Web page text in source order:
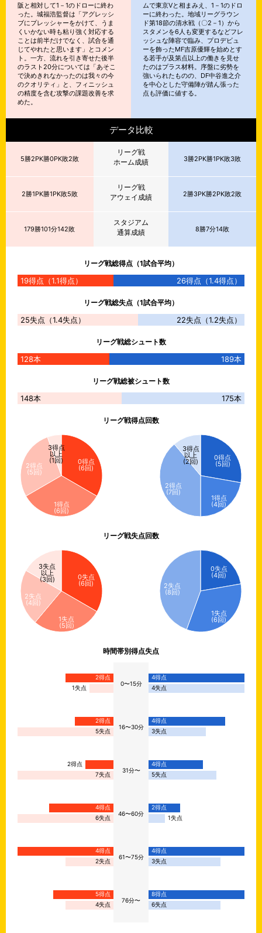
阪と相対して1－1のドローに終わ
った。城福浩監督は「アグレッシ
ブにプレッシャーをかけて、うま
くいかない時も粘り強く対応する
ことは前半だけでなく、試合を通
じてやれたと思います」とコメン
ト。一方、流れを引き寄せた後半
のラスト20分については「あそこ
で決めきれなかったのは我々の今
のクオリティ」と、フィニッシュ
の精度を含む攻撃の課題改善を求
めた。
ムで東京Vと相まみえ、1－1のドロ
ーに終わった。地域リーグラウン
ド第18節の清水戦（〇2－1）から
スタメンを6人も変更するなどフレ
ッシュな陣容で臨み、プロデビュ
ーを飾ったMF吉原優輝を始めとす
る若手が及第点以上の働きを見せ
たのはプラス材料。序盤に劣勢を
強いられたものの、DF中谷進之介
を中心とした守備陣が踏ん張った
点も評価に値する。
データ比較
5勝2PK勝0PK敗2敗
リーグ戦
ホーム成績
3勝2PK勝1PK敗3敗
2勝1PK勝1PK敗5敗
リーグ戦
アウェイ成績
2勝3PK勝2PK敗2敗
179勝101分142敗
スタジアム
通算成績
8勝7分14敗
リーグ戦総得点（1試合平均）
19得点 （1.1得点） 26得点 （1.4得点）
リーグ戦総失点（1試合平均）
25失点 （1.4失点） 22失点 （1.2失点）
リーグ戦総シュート数
128本 189本
リーグ戦総被シュート数
148本 175本
リーグ戦得点回数
0得点
(6回)
1得点
(6回)
2得点
(5回)
3得点
以上
(1回) 0得点
(5回)
1得点
(4回)
2得点
(7回)
3得点
以上
(2回)
リーグ戦失点回数
0失点
(6回)
1失点
(5回)
2失点
(4回)
3失点
以上
(3回)
0失点
(4回)
1失点
(6回)
2失点
(8回)
時間帯別得点失点
2得点
1失点
0〜15分
4得点
4失点
2得点
5失点
16〜30分
4得点
3失点
2得点
7失点
31分〜
4得点
5失点
4得点
6失点
46〜60分
2得点
1失点
4得点
2失点
61〜75分
4得点
3失点
5得点
4失点
76分〜
8得点
6失点